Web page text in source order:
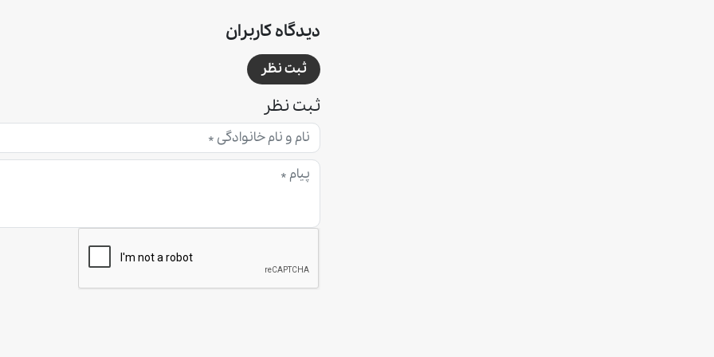
دیدگاه کاربران
ثبت نظر
ثبت نظر